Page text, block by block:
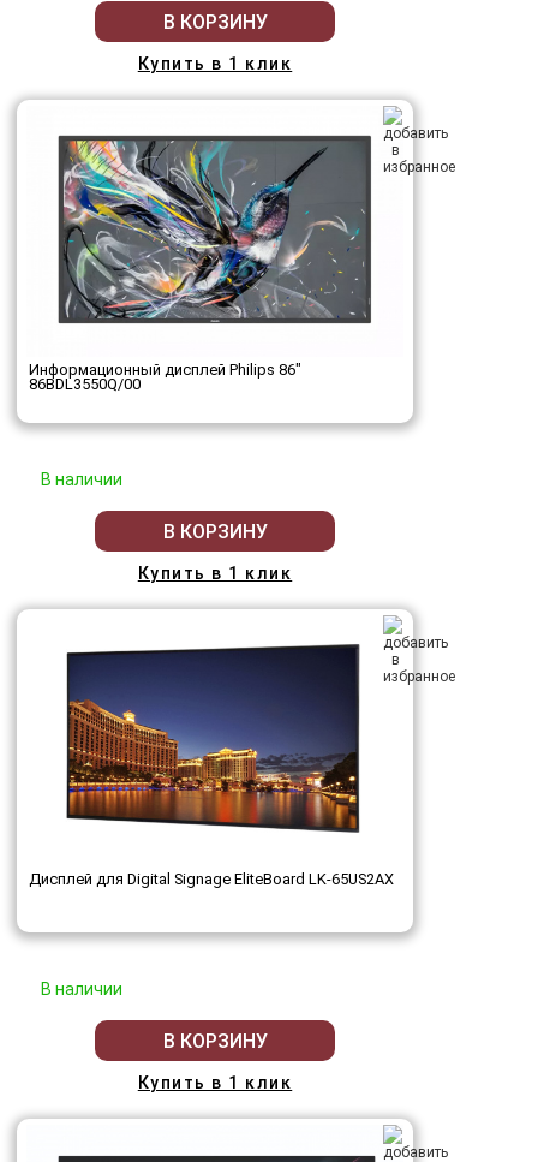
В КОРЗИНУ
Купить в 1 клик
Информационный дисплей Philips 86"
86BDL3550Q/00
В наличии
В КОРЗИНУ
Купить в 1 клик
Дисплей для Digital Signage EliteBoard LK-65US2AX
В наличии
В КОРЗИНУ
Купить в 1 клик